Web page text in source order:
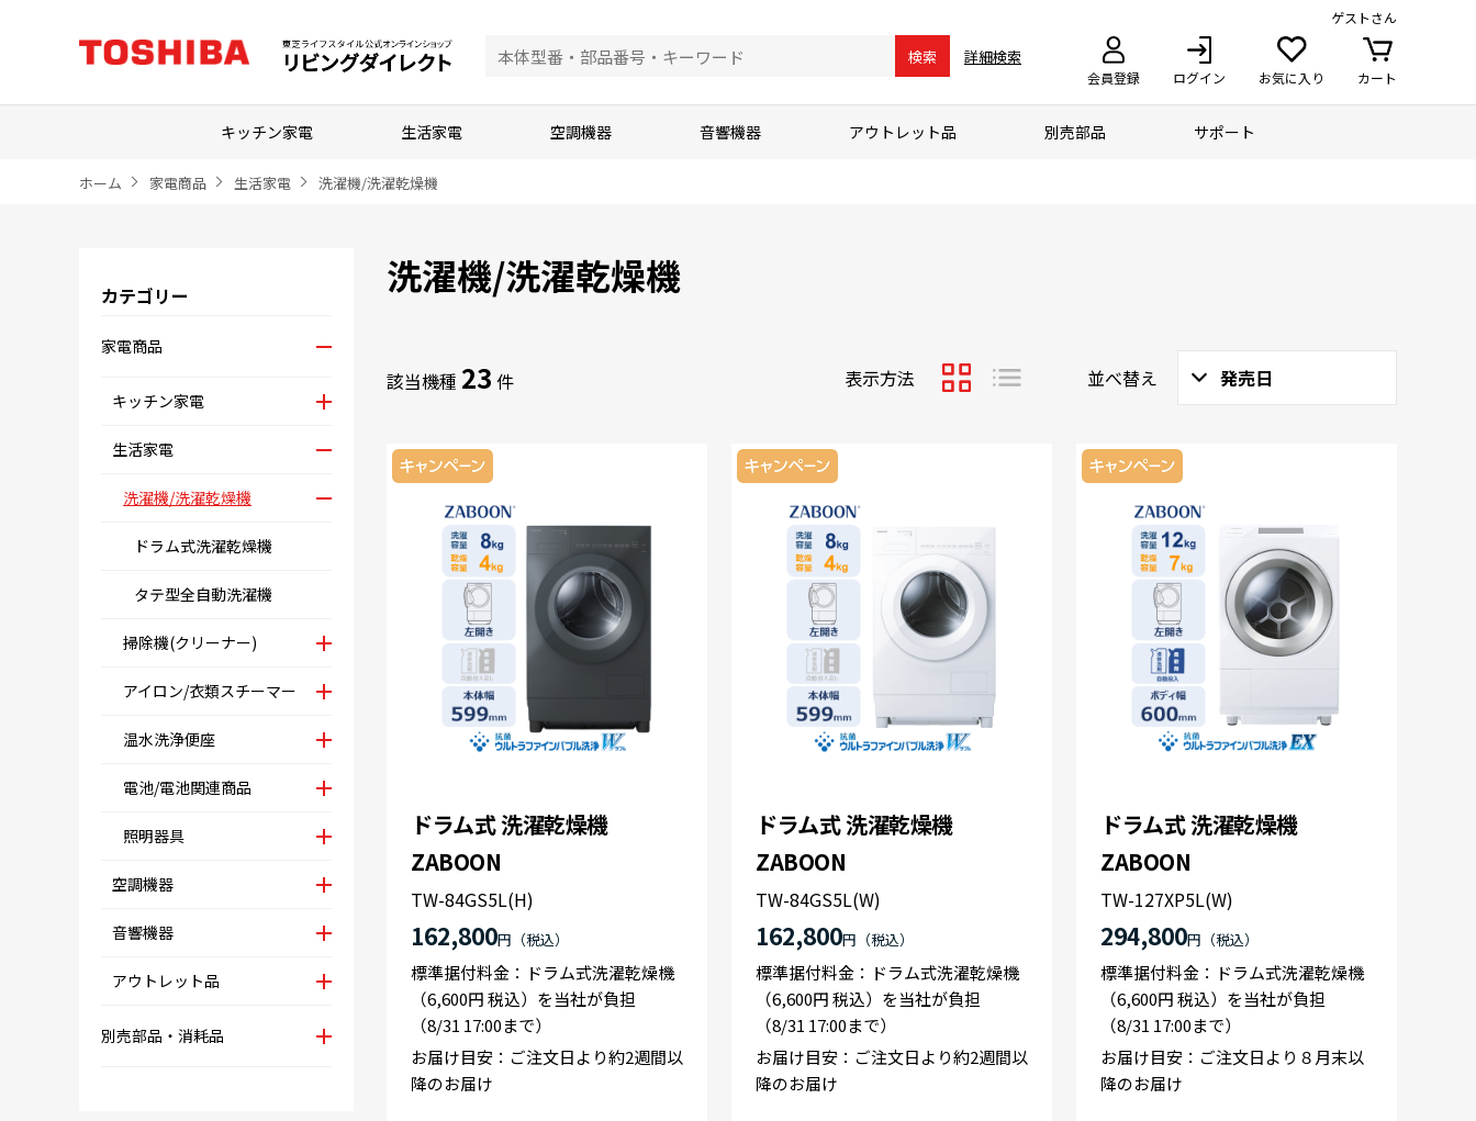
検索 詳細検索
会員登録 ログイン お気に入り カート
ゲストさん
キッチン家電 生活家電 空調機器 音響機器 アウトレット品 別売部品 サポート
ホーム 家電商品 生活家電 洗濯機/洗濯乾燥機
カテゴリー
家電商品
キッチン家電
生活家電
洗濯機/洗濯乾燥機
ドラム式洗濯乾燥機
タテ型全自動洗濯機
掃除機(クリーナー)
アイロン/衣類スチーマー
温水洗浄便座
電池/電池関連商品
照明器具
空調機器
音響機器
アウトレット品
別売部品・消耗品
洗濯機/洗濯乾燥機
該当機種 23 件 表示方法 並べ替え 発売日
ドラム式 洗濯乾燥機
ZABOON
TW-84GS5L(H)
162,800円
標準据付料金：ドラム式洗濯乾燥機
（6,600円 税込）を当社が負担
（8/31 17:00まで）
お届け目安：ご注文日より約2週間以
降のお届け
ドラム式 洗濯乾燥機
ZABOON
TW-84GS5L(W)
162,800円
標準据付料金：ドラム式洗濯乾燥機
（6,600円 税込）を当社が負担
（8/31 17:00まで）
お届け目安：ご注文日より約2週間以
降のお届け
ドラム式 洗濯乾燥機
ZABOON
TW-127XP5L(W)
294,800円
標準据付料金：ドラム式洗濯乾燥機
（6,600円 税込）を当社が負担
（8/31 17:00まで）
お届け目安：ご注文日より８月末以
降のお届け